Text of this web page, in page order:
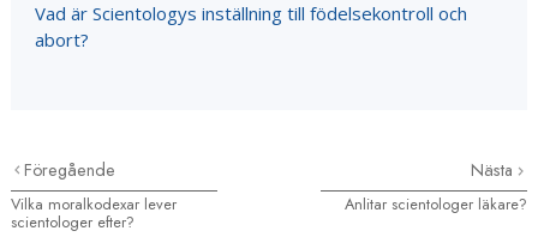
Vad är Scientologys inställning till födelsekontroll och
abort?
Föregående
Vilka moralkodexar lever
scientologer efter?
Nästa
Anlitar scientologer läkare?